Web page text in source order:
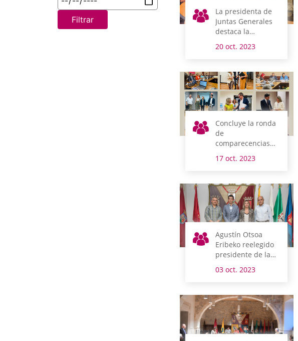
Filtrar
La presidenta de
Juntas Generales
destaca la
económica, social y
mujeres rurales en
su encuentro con
las Asociaciones
de Desarrollo del
territorio
20 oct. 2023
Concluye la ronda
de
comparecencias
diputados forales
alavés
17 oct. 2023
Agustín Otsoa
Eribeko reelegido
presidente de la
Gorbeialdea
03 oct. 2023